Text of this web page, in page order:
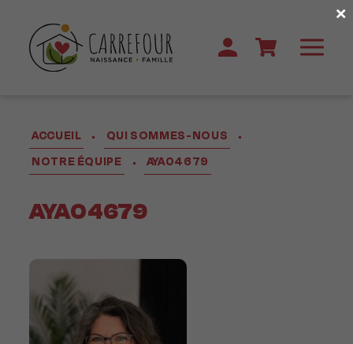
ACCUEIL • QUI SOMMES-NOUS
•
NOTRE ÉQUIPE
• AYA04679
AYA04679
×